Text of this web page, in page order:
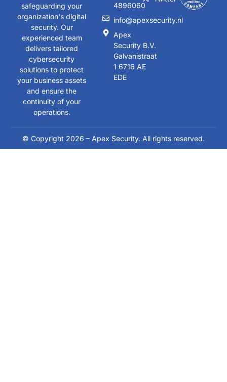
safeguarding your
organization's digital
security. Our
experienced team
delivers tailored
cybersecurity
solutions to protect
your business assets
and ensure the
continuity of your
operations.
4896060
info@apexsecurity.nl
Apex
Security B.V.
Galvanistraat
1 6716 AE
EDE
© Copyright 2026 – Apex Security. All rights reserved.